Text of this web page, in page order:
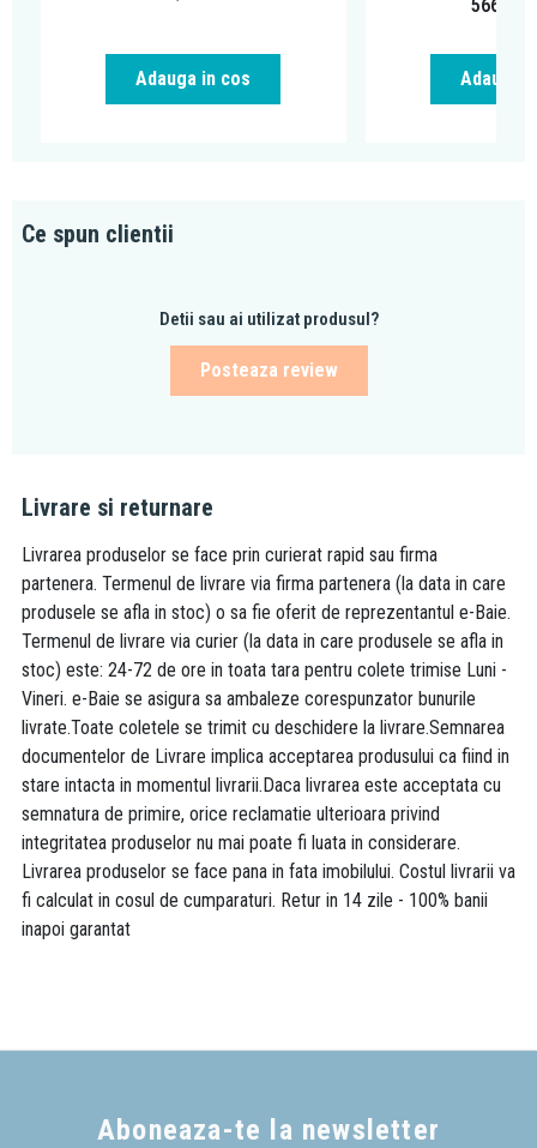
Adauga in cos
566,97
Adauga
Ce spun clientii
Detii sau ai utilizat produsul?
Posteaza review
Livrare si returnare
Livrarea produselor se face prin curierat rapid sau firma
partenera. Termenul de livrare via firma partenera (la data in care
produsele se afla in stoc) o sa fie oferit de reprezentantul e-Baie.
Termenul de livrare via curier (la data in care produsele se afla in
stoc) este: 24-72 de ore in toata tara pentru colete trimise Luni -
Vineri. e-Baie se asigura sa ambaleze corespunzator bunurile
livrate.Toate coletele se trimit cu deschidere la livrare.Semnarea
documentelor de Livrare implica acceptarea produsului ca fiind in
stare intacta in momentul livrarii.Daca livrarea este acceptata cu
semnatura de primire, orice reclamatie ulterioara privind
integritatea produselor nu mai poate fi luata in considerare.
Livrarea produselor se face pana in fata imobilului. Costul livrarii va
fi calculat in cosul de cumparaturi. Retur in 14 zile - 100% banii
inapoi garantat
Aboneaza-te la newsletter